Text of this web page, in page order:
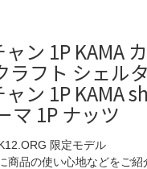
ン 1P KAMA
ラフト シェル
ン 1P KAMA
マ 1P ナッツ
限定モデル
商品の使い心地などをご紹